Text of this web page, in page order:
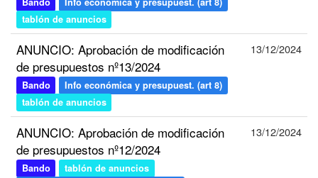
tablón de anuncios
ANUNCIO: Aprobación de modificación
de presupuestos nº13/2024
Bando
Info económica y presupuest. (art 8)
tablón de anuncios
13/12/2024
ANUNCIO: Aprobación de modificación
de presupuestos nº12/2024
Bando
tablón de anuncios
13/12/2024